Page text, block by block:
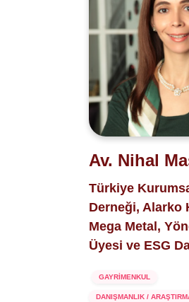
Av. Nihal
Türkiye
Derneği, Alarko
Mega Metal,
Üyesi ve ESG
GAYRİMENKUL
DANIŞMANLIK /